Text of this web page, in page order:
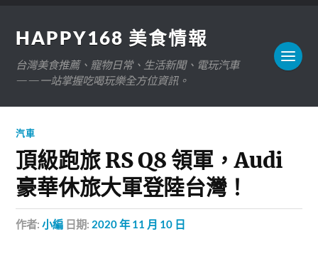
HAPPY168 美食情報
台灣美食推薦、寵物日常、生活新聞、電玩汽車
——一站掌握吃喝玩樂全方位資訊。
汽車
頂級跑旅 RS Q8 領軍，Audi
豪華休旅大軍登陸台灣！
作者:小編 日期: 2020 年 11 月 10 日